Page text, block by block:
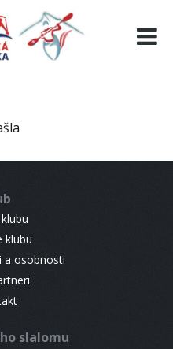
klubu
a osobnosti
slalomu
19